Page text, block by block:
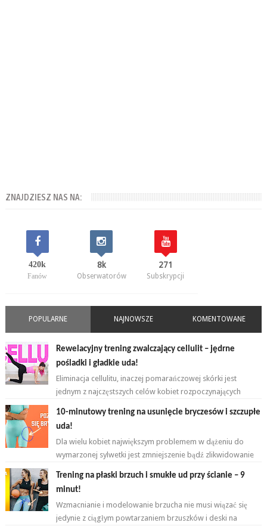
ZNAJDZIESZ NAS NA:
420k
Fanów
8k
Obserwatorów
271
Subskrypcji
POPULARNE NAJNOWSZE KOMENTOWANE
Rewelacyjny trening zwalczający cellulit – jędrne
pośladki i gładkie uda!
Eliminacja cellulitu, inaczej pomarańczowej skórki jest
jednym z najczęstszych celów kobiet rozpoczynających
10-minutowy trening na usunięcie bryczesów i szczupłe
uda!
Dla wielu kobiet największym problemem w dążeniu do
wymarzonej sylwetki jest zmniejszenie bądź zlikwidowanie
Trening na płaski brzuch i smukłe ud przy ścianie – 9
minut!
Wzmacnianie i modelowanie brzucha nie musi wiązać się
jedynie z ciągłym powtarzaniem brzuszków i deski na